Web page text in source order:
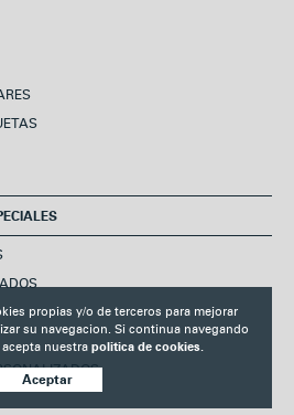
propias y/o de terceros para mejorar
su navegacion. Si continua navegando
nuestra politica de cookies.
Aceptar